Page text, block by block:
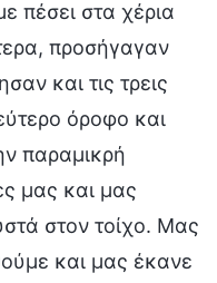
πέσει στα χέρια
προσήγαγαν
και τις τρεις
όροφο και
παραμικρή
μας και μας
στον τοίχο. Μας
και μας έκανε